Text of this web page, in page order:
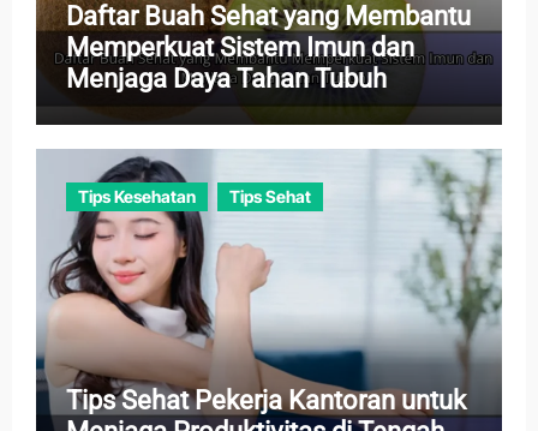
Daftar Buah Sehat yang Membantu
Memperkuat Sistem Imun dan
Menjaga Daya Tahan Tubuh
Tips Kesehatan Tips Sehat
Tips Sehat Pekerja Kantoran untuk